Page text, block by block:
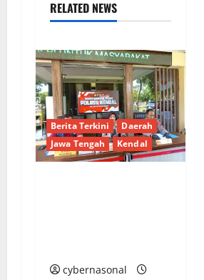
RELATED NEWS
Berita Terkini
Daerah
Jawa Tengah
Kendal
cybernasonal